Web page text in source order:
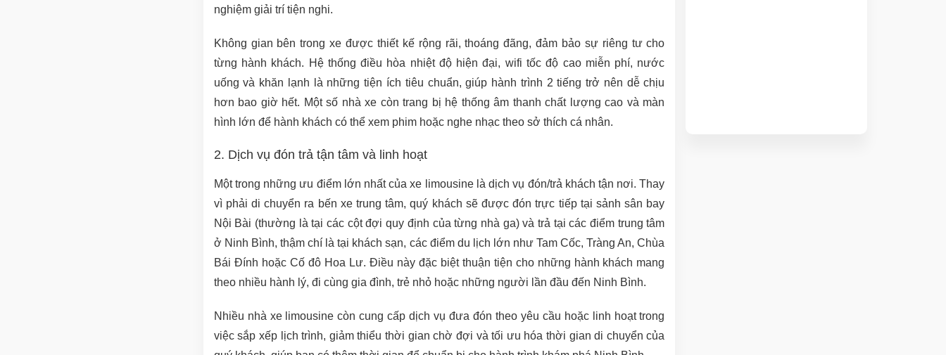
nghiệm giải trí tiện nghi.
Không gian bên trong xe được thiết kế rộng rãi, thoáng đãng, đảm bảo sự riêng tư cho
từng hành khách. Hệ thống điều hòa nhiệt độ hiện đại, wifi tốc độ cao miễn phí, nước
uống và khăn lạnh là những tiện ích tiêu chuẩn, giúp hành trình 2 tiếng trở nên dễ chịu
hơn bao giờ hết. Một số nhà xe còn trang bị hệ thống âm thanh chất lượng cao và màn
hình lớn để hành khách có thể xem phim hoặc nghe nhạc theo sở thích cá nhân.
2. Dịch vụ đón trả tận tâm và linh hoạt
Một trong những ưu điểm lớn nhất của xe limousine là dịch vụ đón/trả khách tận nơi. Thay
vì phải di chuyển ra bến xe trung tâm, quý khách sẽ được đón trực tiếp tại sảnh sân bay
Nội Bài (thường là tại các cột đợi quy định của từng nhà ga) và trả tại các điểm trung tâm
ở Ninh Bình, thậm chí là tại khách sạn, các điểm du lịch lớn như Tam Cốc, Tràng An, Chùa
Bái Đính hoặc Cố đô Hoa Lư. Điều này đặc biệt thuận tiện cho những hành khách mang
theo nhiều hành lý, đi cùng gia đình, trẻ nhỏ hoặc những người lần đầu đến Ninh Bình.
Nhiều nhà xe limousine còn cung cấp dịch vụ đưa đón theo yêu cầu hoặc linh hoạt trong
việc sắp xếp lịch trình, giảm thiểu thời gian chờ đợi và tối ưu hóa thời gian di chuyển của